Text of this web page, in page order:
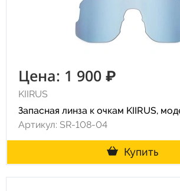
Цена: 1 900 ₽
KIIRUS
Запасная линза к очкам KIIRUS,
Артикул: SR-108-04
Купить